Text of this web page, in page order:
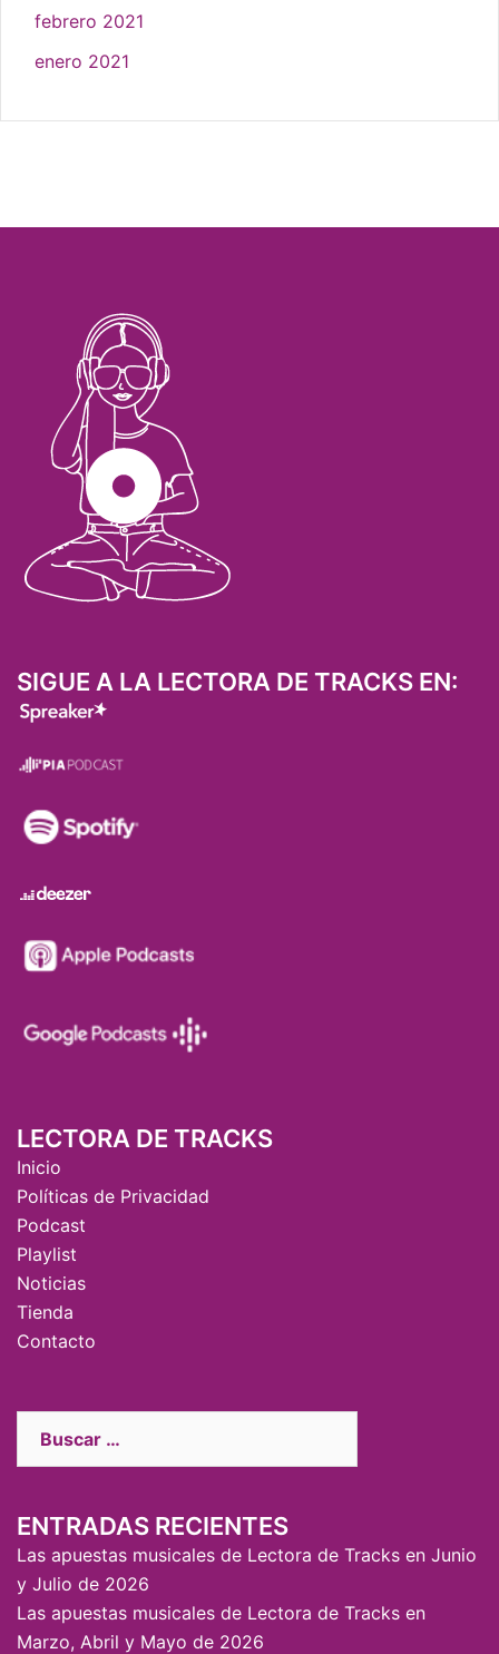
febrero 2021
enero 2021
SIGUE A LA LECTORA DE TRACKS EN:
LECTORA DE TRACKS
Inicio
Políticas de Privacidad
Podcast
Playlist
Noticias
Tienda
Contacto
ENTRADAS RECIENTES
Las apuestas musicales de Lectora de Tracks en Junio
y Julio de 2026
Las apuestas musicales de Lectora de Tracks en
Marzo, Abril y Mayo de 2026